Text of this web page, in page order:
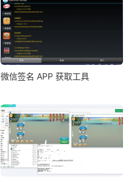
微信签名 APP 获取工具